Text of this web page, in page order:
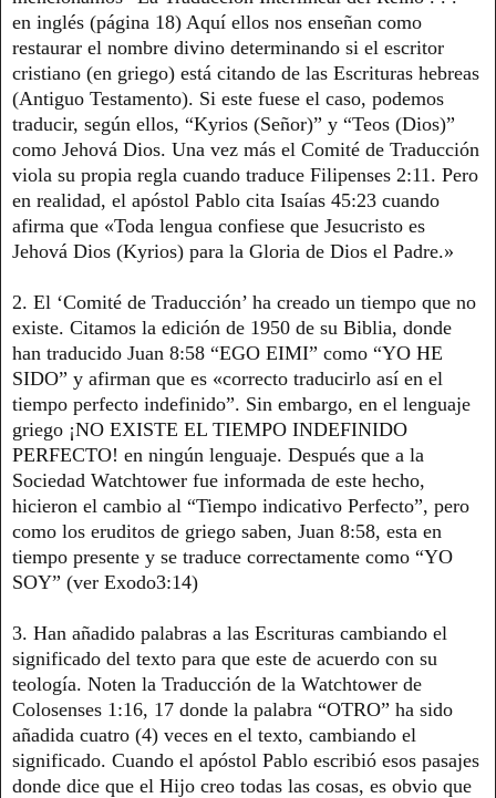
en inglés (página 18) Aquí ellos nos enseñan como
restaurar el nombre divino determinando si el escritor
cristiano (en griego) está citando de las Escrituras hebreas
(Antiguo Testamento). Si este fuese el caso, podemos
traducir, según ellos, “Kyrios (Señor)” y “Teos (Dios)”
como Jehová Dios. Una vez más el Comité de Traducción
viola su propia regla cuando traduce Filipenses 2:11. Pero
en realidad, el apóstol Pablo cita Isaías 45:23 cuando
afirma que «Toda lengua confiese que Jesucristo es
Jehová Dios (Kyrios) para la Gloria de Dios el Padre.»
2. El ‘Comité de Traducción’ ha creado un tiempo que no
existe. Citamos la edición de 1950 de su Biblia, donde
han traducido Juan 8:58 “EGO EIMI” como “YO HE
SIDO” y afirman que es «correcto traducirlo así en el
tiempo perfecto indefinido”. Sin embargo, en el lenguaje
griego ¡NO EXISTE EL TIEMPO INDEFINIDO
PERFECTO! en ningún lenguaje. Después que a la
Sociedad Watchtower fue informada de este hecho,
hicieron el cambio al “Tiempo indicativo Perfecto”, pero
como los eruditos de griego saben, Juan 8:58, esta en
tiempo presente y se traduce correctamente como “YO
SOY” (ver Exodo3:14)
3. Han añadido palabras a las Escrituras cambiando el
significado del texto para que este de acuerdo con su
teología. Noten la Traducción de la Watchtower de
Colosenses 1:16, 17 donde la palabra “OTRO” ha sido
añadida cuatro (4) veces en el texto, cambiando el
significado. Cuando el apóstol Pablo escribió esos pasajes
donde dice que el Hijo creo todas las cosas, es obvio que